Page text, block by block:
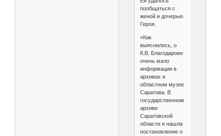
пообщаться с
женой и дочерью
Героя.
«Как
выяснилось, о
К.В. Благодарове
очень мало
информации в
архивах и
областном музее
Саратова. В
государственном
архиве
Саратовской
области я нашла
постановление о